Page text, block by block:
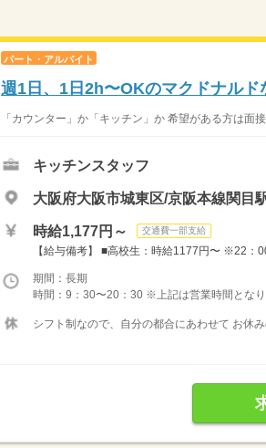
パート・アルバイト
週1日、1日2h〜OKのマクドナルド
「カウンター」か「キッチン」か 希望がある方は
キッチンスタッフ
大阪府大阪市城東区/京阪本線関目
時給1,177円～ 交通費一部支給
【給与備考】 ■高校生：時給1177円〜 ※22
期間：長期
時間：9：30〜20：30 ※上記は営業時間とな
シフト制なので、自分の都合にあわせて お休